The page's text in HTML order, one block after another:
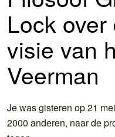
Lock
visie van
Veerman
Je was gisteren op 21
2000 anderen, naar de